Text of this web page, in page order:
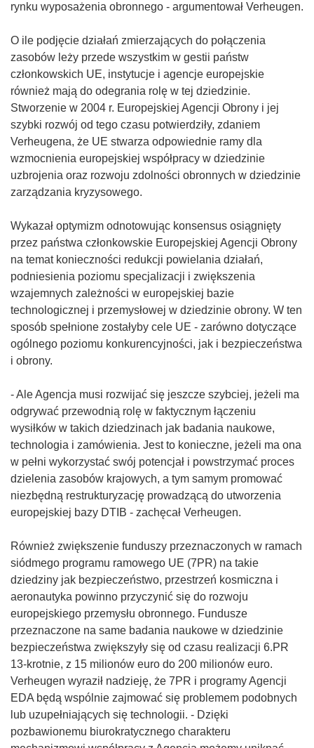
rynku wyposażenia obronnego - argumentował Verheugen.
O ile podjęcie działań zmierzających do połączenia
zasobów leży przede wszystkim w gestii państw
członkowskich UE, instytucje i agencje europejskie
również mają do odegrania rolę w tej dziedzinie.
Stworzenie w 2004 r. Europejskiej Agencji Obrony i jej
szybki rozwój od tego czasu potwierdziły, zdaniem
Verheugena, że UE stwarza odpowiednie ramy dla
wzmocnienia europejskiej współpracy w dziedzinie
uzbrojenia oraz rozwoju zdolności obronnych w dziedzinie
zarządzania kryzysowego.
Wykazał optymizm odnotowując konsensus osiągnięty
przez państwa członkowskie Europejskiej Agencji Obrony
na temat konieczności redukcji powielania działań,
podniesienia poziomu specjalizacji i zwiększenia
wzajemnych zależności w europejskiej bazie
technologicznej i przemysłowej w dziedzinie obrony. W ten
sposób spełnione zostałyby cele UE - zarówno dotyczące
ogólnego poziomu konkurencyjności, jak i bezpieczeństwa
i obrony.
- Ale Agencja musi rozwijać się jeszcze szybciej, jeżeli ma
odgrywać przewodnią rolę w faktycznym łączeniu
wysiłków w takich dziedzinach jak badania naukowe,
technologia i zamówienia. Jest to konieczne, jeżeli ma ona
w pełni wykorzystać swój potencjał i powstrzymać proces
dzielenia zasobów krajowych, a tym samym promować
niezbędną restrukturyzację prowadzącą do utworzenia
europejskiej bazy DTIB - zachęcał Verheugen.
Również zwiększenie funduszy przeznaczonych w ramach
siódmego programu ramowego UE (7PR) na takie
dziedziny jak bezpieczeństwo, przestrzeń kosmiczna i
aeronautyka powinno przyczynić się do rozwoju
europejskiego przemysłu obronnego. Fundusze
przeznaczone na same badania naukowe w dziedzinie
bezpieczeństwa zwiększyły się od czasu realizacji 6.PR
13-krotnie, z 15 milionów euro do 200 milionów euro.
Verheugen wyraził nadzieję, że 7PR i programy Agencji
EDA będą wspólnie zajmować się problemem podobnych
lub uzupełniających się technologii. - Dzięki
pozbawionemu biurokratycznego charakteru